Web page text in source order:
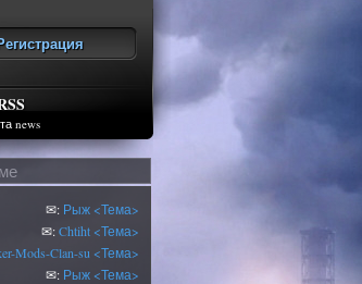
news
✉: Рыж <Тема>
✉:Chtiht <Тема>
Mods-Clan-su <Тема>
✉: Рыж <Тема>